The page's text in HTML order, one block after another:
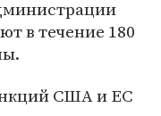
в течение 180
США и ЕС